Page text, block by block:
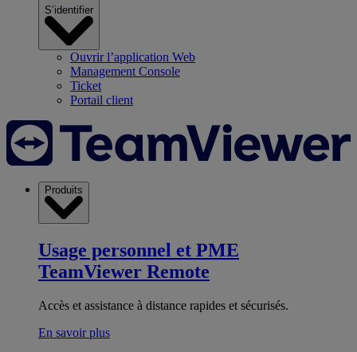
S’identifier
Ouvrir l’application Web
Management Console
Ticket
Portail client
Produits
Usage personnel et PME
TeamViewer Remote
Accès et assistance à distance rapides et sécurisés.
En savoir plus